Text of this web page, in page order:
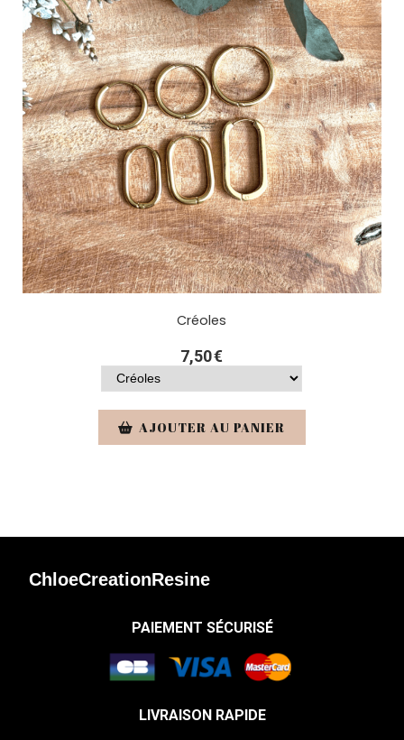
Créoles
7,50€
AJOUTER AU PANIER
ChloeCreationResine
PAIEMENT SÉCURISÉ
LIVRAISON RAPIDE